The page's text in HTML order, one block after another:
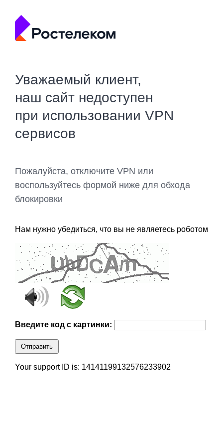
Уважаемый клиент,
наш сайт недоступен
при использовании VPN
сервисов
Пожалуйста, отключите VPN или
воспользуйтесь формой ниже для обхода
блокировки
Нам нужно убедиться, что вы не являетесь роботом
Введите код с картинки:
Отправить
Your support ID is: 14141199132576233902